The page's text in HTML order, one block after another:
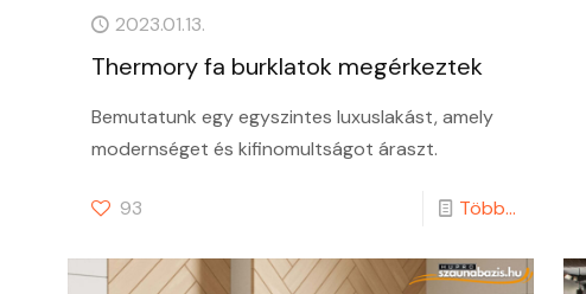
2023.01.13.
Thermory fa burklatok megérkeztek
Bemutatunk egy egyszintes luxuslakást, amely
modernséget és kifinomultságot áraszt.
93 Több...